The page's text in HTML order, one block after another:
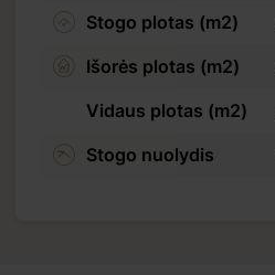
Stogo plotas (m2)
Išorės plotas (m2)
Vidaus plotas (m2)
Stogo nuolydis